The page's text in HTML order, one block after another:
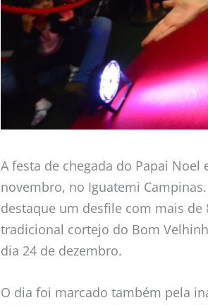
A festa de chegada do Papai
novembro, no Iguatemi
destaque um desfile com mais de
tradicional cortejo do Bom
dia 24 de dezembro.
O dia foi marcado também pela